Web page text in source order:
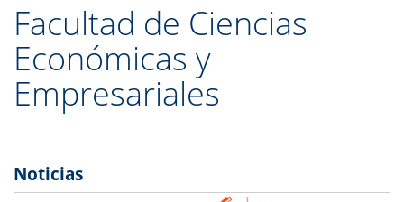
Facultad de Ciencias
Económicas y
Empresariales
Noticias